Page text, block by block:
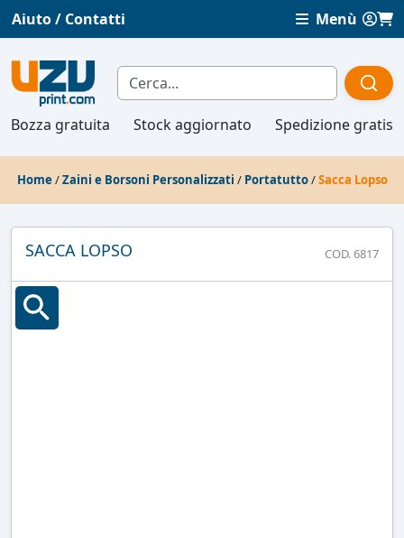
Aiuto / Contatti Menù
Bozza gratuita Stock aggiornato Spedizione gratis
Home /Zaini e Borsoni Personalizzati / Portatutto/Sacca Lopso
SACCA LOPSO COD. 6817